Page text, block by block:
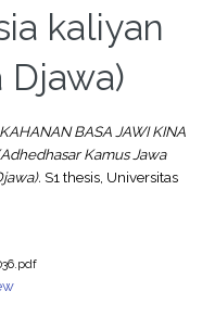
kaliyan
Djawa)
BASA JAWI KINA
Kamus Jawa
S1 thesis, Universitas